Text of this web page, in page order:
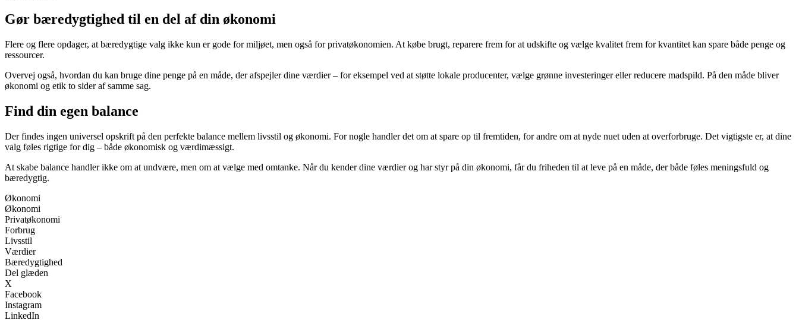
Gør bæredygtighed til en del af din økonomi
Flere og flere opdager, at bæredygtige valg ikke kun er gode for miljøet, men også for privatøkonomien. At købe brugt, reparere frem for at udskifte og vælge kvalitet frem for kvantitet kan spare både penge og
ressourcer.
Overvej også, hvordan du kan bruge dine penge på en måde, der afspejler dine værdier – for eksempel ved at støtte lokale producenter, vælge grønne investeringer eller reducere madspild. På den måde bliver
økonomi og etik to sider af samme sag.
Find din egen balance
Der findes ingen universel opskrift på den perfekte balance mellem livsstil og økonomi. For nogle handler det om at spare op til fremtiden, for andre om at nyde nuet uden at overforbruge. Det vigtigste er, at dine
valg føles rigtige for dig – både økonomisk og værdimæssigt.
At skabe balance handler ikke om at undvære, men om at vælge med omtanke. Når du kender dine værdier og har styr på din økonomi, får du friheden til at leve på en måde, der både føles meningsfuld og
bæredygtig.
Økonomi
Økonomi
Privatøkonomi
Forbrug
Livsstil
Værdier
Bæredygtighed
Del glæden
X
Facebook
Instagram
LinkedIn